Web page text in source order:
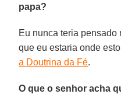
papa?
Eu nunca teria
que eu estaria onde
a Doutrina da Fé.
O que o senhor acha